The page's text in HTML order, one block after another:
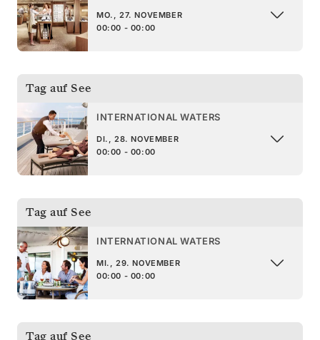
MO., 27. NOVEMBER
00:00 - 00:00
Tag auf See
INTERNATIONAL WATERS
DI., 28. NOVEMBER
00:00 - 00:00
Tag auf See
INTERNATIONAL WATERS
MI., 29. NOVEMBER
00:00 - 00:00
Tag auf See